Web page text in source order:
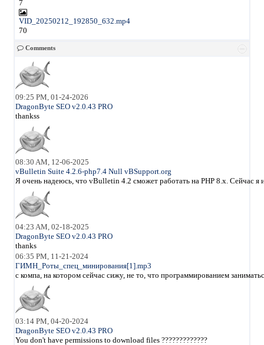
7
VID_20250212_192850_632.mp4
70
Comments
09:25 PM, 01-24-2026
DragonByte SEO v2.0.43 PRO
thankss
08:30 AM, 12-06-2025
vBulletin Suite 4.2.6-php7.4 Null vBSupport.org
Я очень надеюсь, что vBulletin 4.2 сможет работать на PHP 8.x. Сейчас
04:23 AM, 02-18-2025
DragonByte SEO v2.0.43 PRO
thanks
06:35 PM, 11-21-2024
ГИМН_Роты_спец_минирования[1].mp3
с компа, на котором сейчас сижу, не то, что программированием
03:14 PM, 04-20-2024
DragonByte SEO v2.0.43 PRO
You don't have permissions to download files ?????????????